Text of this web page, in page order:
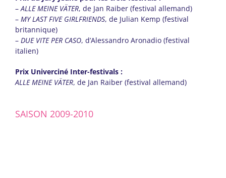
– ALLE MEINE VÄTER, de Jan Raiber (festival allemand)
– MY LAST FIVE GIRLFRIENDS, de Julian Kemp (festival
britannique)
– DUE VITE PER CASO, d’Alessandro Aronadio (festival
italien)
Prix Univerciné Inter-festivals :
ALLE MEINE VÄTER, de Jan Raiber (festival allemand)
SAISON 2009-2010